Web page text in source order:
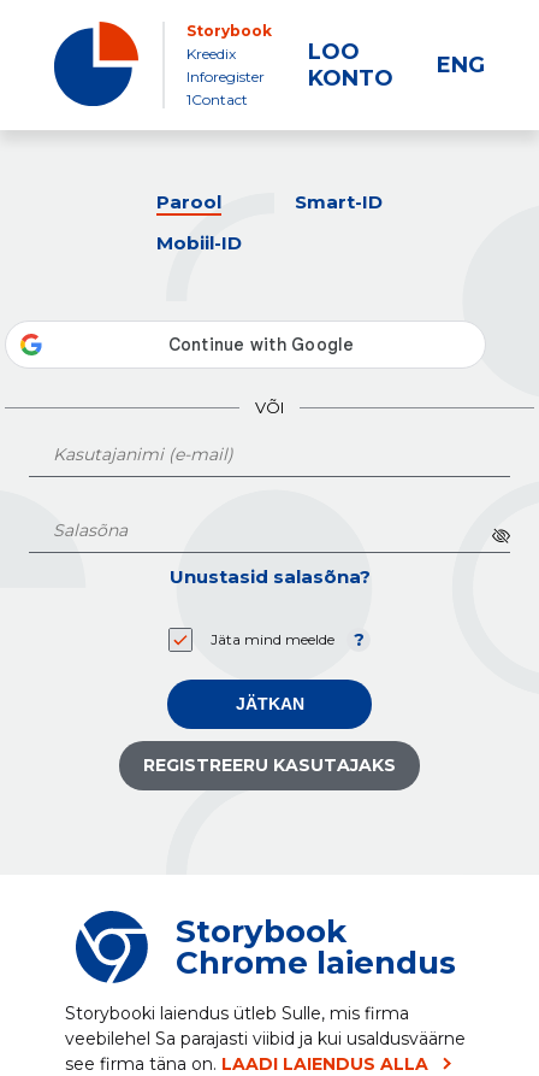
Storybook
Kreedix
Inforegister
1Contact
LOO
KONTO
ENG
Parool
Smart-ID
Mobiil-ID
VÕI
Unustasid salasõna?
Jäta mind meelde
JÄTKAN
REGISTREERU KASUTAJAKS
Storybook
Chrome laiendus
Storybooki laiendus ütleb Sulle, mis firma
veebilehel Sa parajasti viibid ja kui usaldusväärne
see firma täna on. LAADI LAIENDUS ALLA